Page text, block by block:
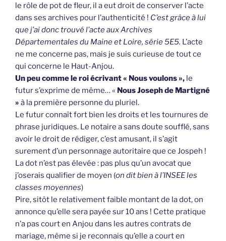
le rôle de pot de fleur, il a eut droit de conserver l’acte
dans ses archives pour l’authenticité ! C’est grâce à lui
que j’ai donc trouvé l’acte aux Archives
Départementales du Maine et Loire, série 5E5. L’acte
ne me concerne pas, mais je suis curieuse de tout ce
qui concerne le Haut-Anjou.
Un peu comme le roi écrivant « Nous voulons », le
futur s’exprime de même… « Nous Joseph de Martigné
» à la première personne du pluriel.
Le futur connaît fort bien les droits et les tournures de
phrase juridiques. Le notaire a sans doute soufflé, sans
avoir le droit de rédiger, c’est amusant, il s’agit
surement d’un personnage autoritaire que ce Jospeh !
La dot n’est pas élevée : pas plus qu’un avocat que
j’oserais qualifier de moyen (on dit bien à l’INSEE les
classes moyennes)
Pire, sitôt le relativement faible montant de la dot, on
annonce qu’elle sera payée sur 10 ans ! Cette pratique
n’a pas court en Anjou dans les autres contrats de
mariage, même si je reconnais qu’elle a court en